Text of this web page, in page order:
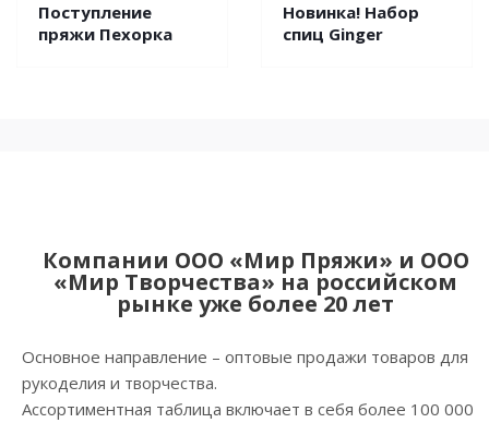
Поступление
пряжи Пехорка
Новинка! Набор
спиц Ginger
Компании ООО «Мир Пряжи» и ООО
«Мир Творчества» на российском
рынке уже более 20 лет
Основное направление – оптовые продажи товаров для
рукоделия и творчества.
Ассортиментная таблица включает в себя более 100 000